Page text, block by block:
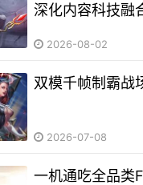
深化内容科技融
2026-08-02
双模千帧制霸战
2026-07-08
一机通吃全品类